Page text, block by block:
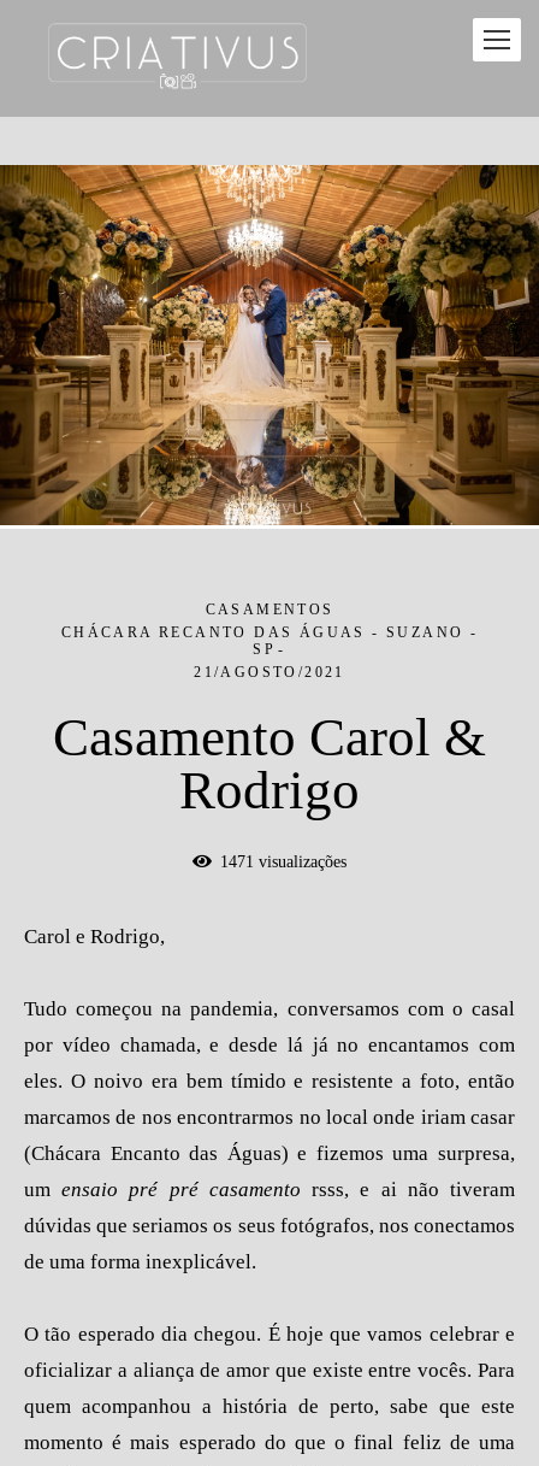
CASAMENTOS
CHÁCARA RECANTO DAS ÁGUAS - SUZANO -
SP
21/AGOSTO/2021
Casamento Carol &
Rodrigo
1471 visualizações
Carol e Rodrigo,
Tudo começou na pandemia, conversamos com o casal
por vídeo chamada, e desde lá já no encantamos com
eles. O noivo era bem tímido e resistente a foto, então
marcamos de nos encontrarmos no local onde iriam casar
(Chácara Encanto das Águas) e fizemos uma surpresa,
umensaio pré pré casamento rsss, e ai não tiveram
dúvidas que seriamos os seus fotógrafos, nos conectamos
de uma forma inexplicável.
O tão esperado dia chegou. É hoje que vamos celebrar e
oficializar a aliança de amor que existe entre vocês. Para
quem acompanhou a história de perto, sabe que este
momento é mais esperado do que o final feliz de uma